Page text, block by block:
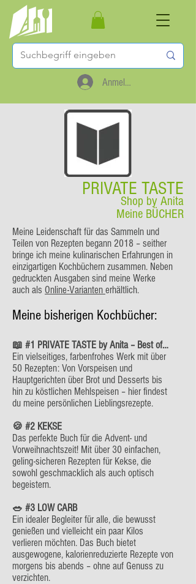
Anmelden
PRIVATE TASTE
Shop by Anita
Meine BÜCHER
Meine Leidenschaft für das Sammeln und
Teilen von Rezepten begann 2018 – seither
bringe ich meine kulinarischen Erfahrungen in
einzigartigen Kochbüchern zusammen. Neben
gedruckten Ausgaben sind meine Werke
auch als Online-Varianten erhältlich.
Meine bisherigen Kochbücher:
📖 #1 PRIVATE TASTE by Anita – Best of…
Ein vielseitiges, farbenfrohes Werk mit über
50 Rezepten: Von Vorspeisen und
Hauptgerichten über Brot und Desserts bis
hin zu köstlichen Mehlspeisen – hier findest
du meine persönlichen Lieblingsrezepte.
🍪 #2 KEKSE
Das perfekte Buch für die Advent- und
Vorweihnachtszeit! Mit über 30 einfachen,
geling-sicheren Rezepten für Kekse, die
sowohl geschmacklich als auch optisch
begeistern.
🥗 #3 LOW CARB
Ein idealer Begleiter für alle, die bewusst
genießen und vielleicht ein paar Kilos
verlieren möchten. Das Buch bietet
ausgewogene, kalorienreduzierte Rezepte von
morgens bis abends – ohne auf Genuss zu
verzichten.